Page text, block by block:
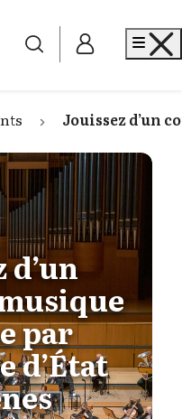
Jouissez d’un
d’un
par
d’État